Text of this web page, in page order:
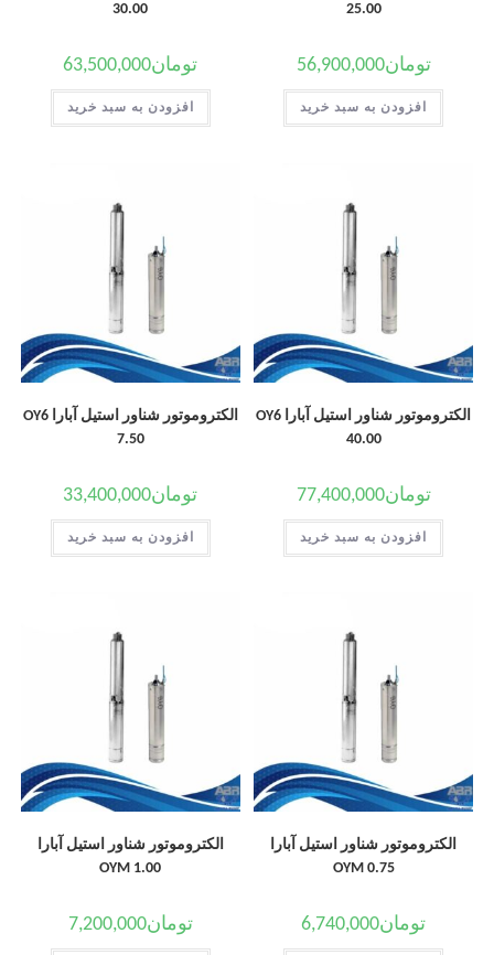
25.00
تومان56,900,000
افزودن به سبد خرید
30.00
تومان63,500,000
افزودن به سبد خرید
الکتروموتور شناور استیل آبارا OY6
40.00
تومان77,400,000
افزودن به سبد خرید
الکتروموتور شناور استیل آبارا OY6
7.50
تومان33,400,000
افزودن به سبد خرید
الکتروموتور شناور استیل آبارا
OYM 0.75
تومان6,740,000
الکتروموتور شناور استیل آبارا
OYM 1.00
تومان7,200,000